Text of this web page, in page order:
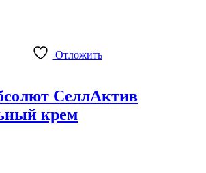
Отложить
СеллАктив
крем